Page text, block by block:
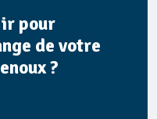
pour
de votre
?